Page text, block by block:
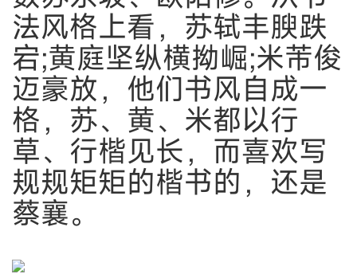
法风格上看，苏轼丰腴跌
宕;黄庭坚纵横拗崛;米芾俊
迈豪放，他们书风自成一
格，苏、黄、米都以行
草、行楷见长，而喜欢写
规规矩矩的楷书的，还是
蔡襄。